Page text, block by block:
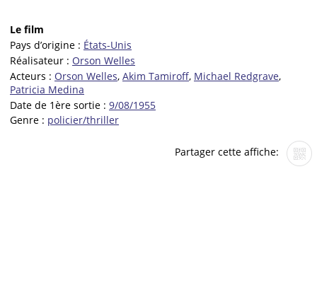
Le film
Pays d’origine : États-Unis
Réalisateur : Orson Welles
Acteurs : Orson Welles, Akim Tamiroff, Michael Redgrave,
Patricia Medina
Date de 1ère sortie : 9/08/1955
Genre : policier/thriller
Partager cette affiche: